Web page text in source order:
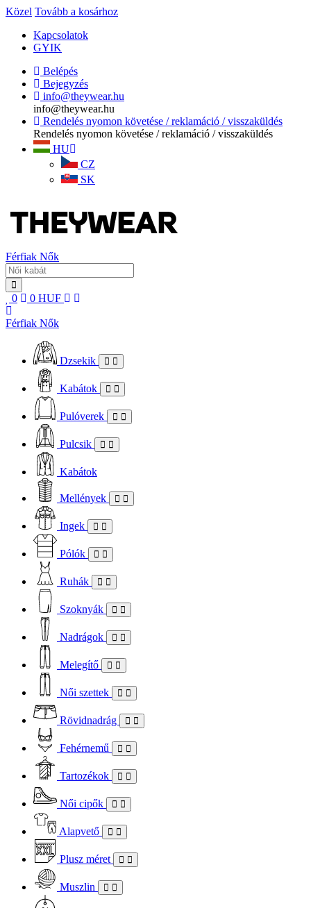
Közel Tovább a kosárhoz
Kapcsolatok
GYIK
Belépés
Bejegyzés
info@theywear.hu
info@theywear.hu
Rendelés nyomon követése / reklamáció / visszaküldés
Rendelés nyomon követése / reklamáció / visszaküldés
HU
CZ
SK
Férfiak Nők
0 0 HUF
Férfiak Nők
Dzsekik
Kabátok
Pulóverek
Pulcsik
Kabátok
Mellények
Ingek
Pólók
Ruhák
Szoknyák
Nadrágok
Melegítő
Női szettek
Rövidnadrág
Fehérnemű
Tartozékok
Női cipők
Alapvető
Plusz méret
Muszlin